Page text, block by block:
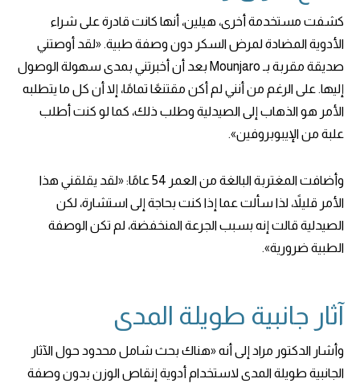
كشفت مستخدمة أخرى، هيلين، أنها كانت قادرة على شراء
الأدوية المضادة لمرض السكر دون وصفة طبية. «لقد أوصتني
صديقة مقربة بـ Mounjaro بعد أن أخبرتني بمدى سهولة الوصول
إليها. على الرغم من أنني لم أكن مقتنعًا تمامًا، إلا أن كل ما يتطلبه
الأمر هو الذهاب إلى الصيدلية وطلب ذلك، كما لو كنت أطلب
علبة من الإيبوبروفين».
وأضافت المغتربة البالغة من العمر 54 عامًا: «لقد يقلقني هذا
الأمر قليلاً، لذا سألت عما إذا كنت بحاجة إلى استشارة، لكن
الصيدلية قالت إنه بسبب الجرعة المنخفضة، لم تكن الوصفة
الطبية ضرورية».
آثار جانبية طويلة المدى
وأشار الدكتور مراد إلى أنه «هناك بحث شامل محدود حول الآثار
الجانبية طويلة المدى لاستخدام أدوية إنقاص الوزن بدون وصفة